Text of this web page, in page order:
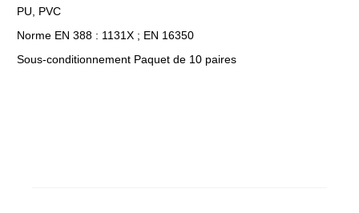
PU, PVC
Norme EN 388 : 1131X ; EN 16350
Sous-conditionnement Paquet de 10 paires